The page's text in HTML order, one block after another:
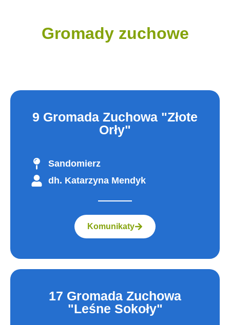
Gromady zuchowe
9 Gromada Zuchowa "Złote
Orły"
Sandomierz
dh. Katarzyna Mendyk
Komunikaty
17 Gromada Zuchowa
"Leśne Sokoły"